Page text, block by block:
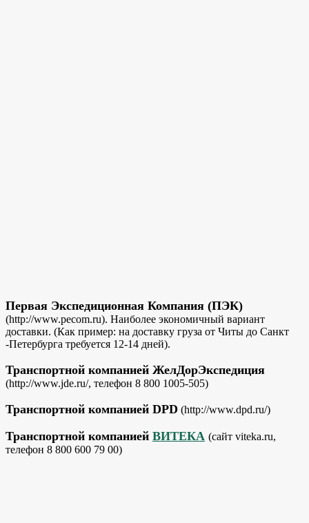
Первая Экспедиционная Компания (ПЭК)
(http://www.pecom.ru). Наиболее экономичный вариант
доставки. (Как пример: на доставку груза от Читы до Санкт
-Петербурга требуется 12-14 дней).
Транспортной компанией ЖелДорЭкспедиция
(http://www.jde.ru/, телефон 8 800 1005-505)
Транспортной компанией DPD (http://www.dpd.ru/)
Транспортной компанией ВИТЕКА (сайт viteka.ru,
телефон 8 800 600 79 00)